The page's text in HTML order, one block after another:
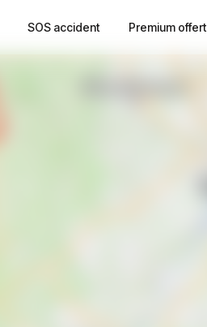
SOS accident Premium offert